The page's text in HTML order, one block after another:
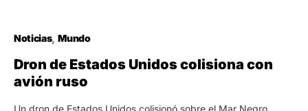
Noticias Mundo
Dron de Estados Unidos colisiona con
avión ruso
Un dron de Estados Unidos colisionó sobre el Mar Negro